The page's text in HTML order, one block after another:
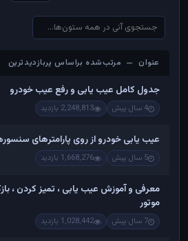
عنوان — مرتب‌شده براساس پربازدیدترین
عنوان — مرتب‌شده براساس پربازدیدترین
جدول کامل عیب یابی و رفع عیب خودرو
4 سال پیش 2,248,813 بازدید
عیب یابی خودرو از روی پارامترهای
5 سال پیش 1,668,276 بازدید
معرفی و آموزش عیب یابی ، تمیز کردن ،
موتور
7 سال پیش 1,028,442 بازدید